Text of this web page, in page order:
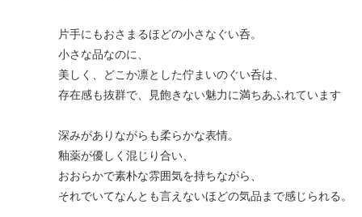
片手にもおさまるほどの小さなぐい呑。
小さな品なのに、
美しく、どこか凛とした佇まいのぐい呑は、
存在感も抜群で、見飽きない魅力に満ちあふれています
深みがありながらも柔らかな表情。
釉薬が優しく混じり合い、
おおらかで素朴な雰囲気を持ちながら、
それでいてなんとも言えないほどの気品まで感じられる。